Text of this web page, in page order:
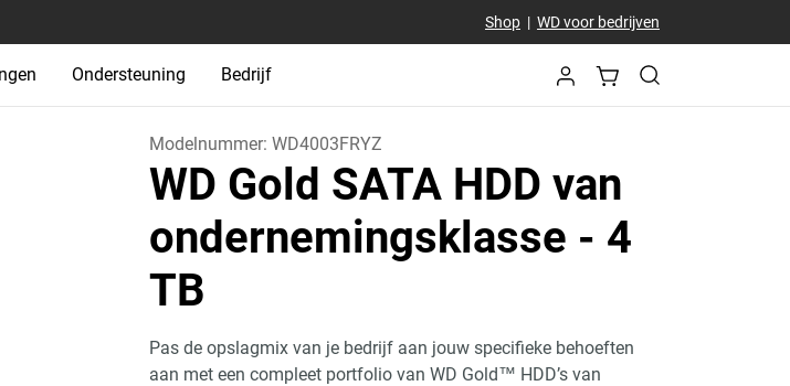
Shop| WD voor bedrijven
Ondersteuning Bedrijf
Modelnummer:WD4003FRYZ
WD Gold SATA HDD van
ondernemingsklasse - 4
TB
Pas de opslagmix van je bedrijf aan jouw specifieke behoeften
aan met een compleet portfolio van WD Gold™ HDD’s van